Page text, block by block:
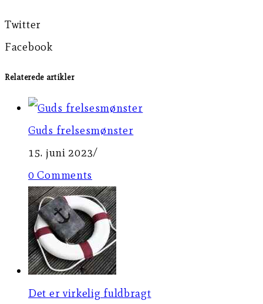
Twitter
Facebook
Relaterede artikler
Guds frelsesmønster
15. juni 2023/
0 Comments
Det er virkelig fuldbragt